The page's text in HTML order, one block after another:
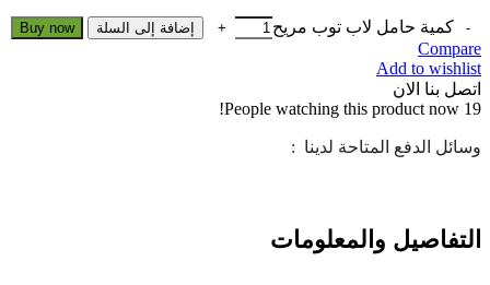
كمية حامل لاب توب مريح إضافة إلى السلة Buy now
Compare
Add to wishlist
اتصل بنا الان
19
People watching this product now!
وسائل الدفع المتاحة لدينا :
التفاصيل والمعلومات